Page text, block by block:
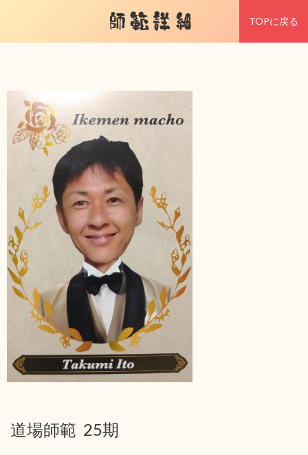
師範詳細 TOPに戻る
道場師範 25期